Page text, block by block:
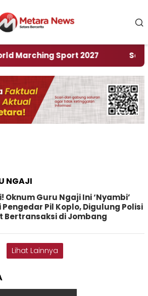
Sport 2027 ‎Soal
NGAJI
Oknum Guru Ngaji Ini ‘Nyambi’
Pengedar Pil Koplo, Digulung Polisi
Bertransaksi di Jombang
Lihat Lainnya